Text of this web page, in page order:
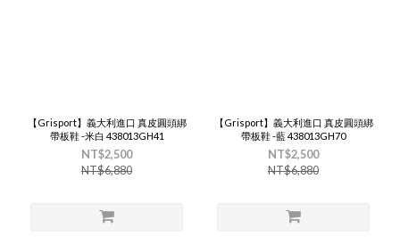
【Grisport】義大利進口 真皮圓頭綁
帶板鞋 -米白 438013GH41
NT$2,500
NT$6,880
【Grisport】義大利進口 真皮圓頭綁
帶板鞋 -藍 438013GH70
NT$2,500
NT$6,880